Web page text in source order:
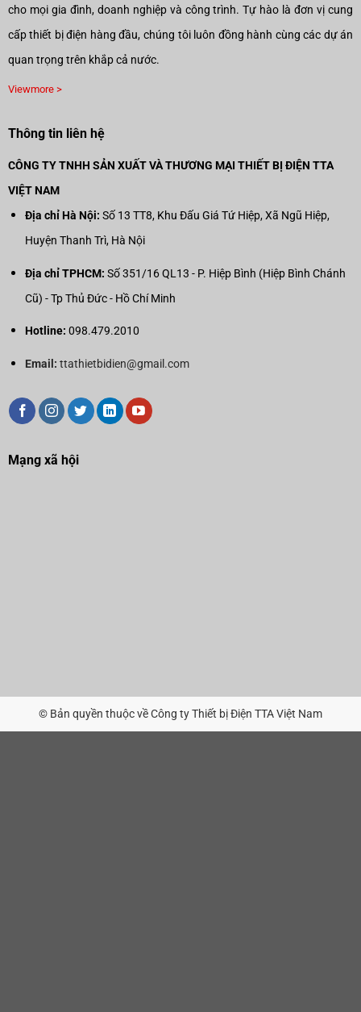
cho mọi gia đình, doanh nghiệp và công trình. Tự hào là đơn vị cung
cấp thiết bị điện hàng đầu, chúng tôi luôn đồng hành cùng các dự án
quan trọng trên khắp cả nước.
Viewmore >
Thông tin liên hệ
CÔNG TY TNHH SẢN XUẤT VÀ THƯƠNG MẠI THIẾT BỊ ĐIỆN TTA
VIỆT NAM
Địa chỉ Hà Nội: Số 13 TT8, Khu Đấu Giá Tứ Hiệp, Xã Ngũ Hiệp,
Huyện Thanh Trì, Hà Nội
Địa chỉ TPHCM: Số 351/16 QL13 - P. Hiệp Bình (Hiệp Bình Chánh
Cũ) - Tp Thủ Đức - Hồ Chí Minh
Hotline: 098.479.2010
Email: ttathietbidien@gmail.com
Mạng xã hội
© Bản quyền thuộc về Công ty Thiết bị Điện TTA Việt Nam